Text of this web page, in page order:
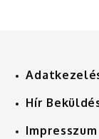
Hír
Impresszum